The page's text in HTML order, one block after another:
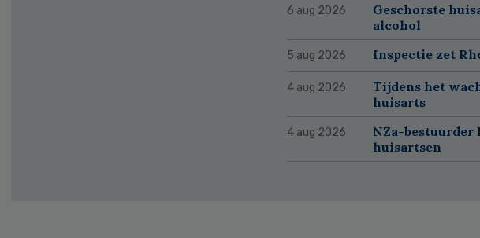
6 aug 2026
Geschorste
alcohol
5 aug 2026 Inspectie zet
4 aug 2026
Tijdens het
huisarts
4 aug 2026
NZa-bestuurder
huisartsen